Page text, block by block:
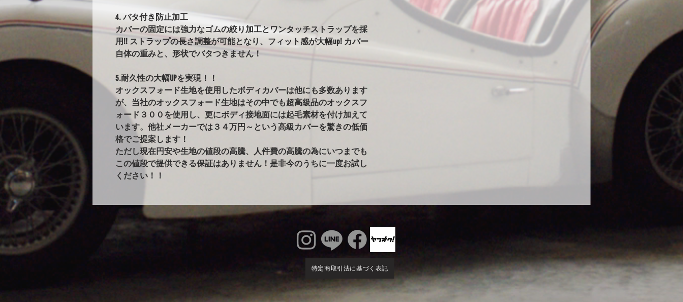
4. バタ付き防止加工
カバーの固定には強力なゴムの絞り加工とワンタッチストラップを採
用!! ストラップの長さ調整が可能となり、フィット感が大幅up! カバー
自体の重みと、形状でバタつきません！
5.耐久性の大幅UPを実現！！
オックスフォード生地を使用したボディカバーは他にも多数あります
が、当社のオックスフォード生地はその中でも超高級品のオックスフ
ォード３００を使用し、更にボディ接地面には起毛素材を付け加えて
います。他社メーカーでは３４万円～という高級カバーを驚きの低価
格でご提案します！
ただし現在円安や生地の値段の高騰、人件費の高騰の為にいつまでも
この値段で提供できる保証はありません！是非今のうちに一度お試し
ください！！
※オールペン車両やコーティング車両に使用する際の注
オールペンやボディコーティング直後の車両は塗膜が不
安定なためカバーの使用はお控えください。コーティン
グ剤や塗料の種類によっては、シミができる可能性があ
ります。万が一シミになった場合は速やかに天日で乾燥
特定商取引法に基づく表記